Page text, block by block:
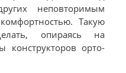
неповторимым
Такую
опираясь на
конструкторов орто-